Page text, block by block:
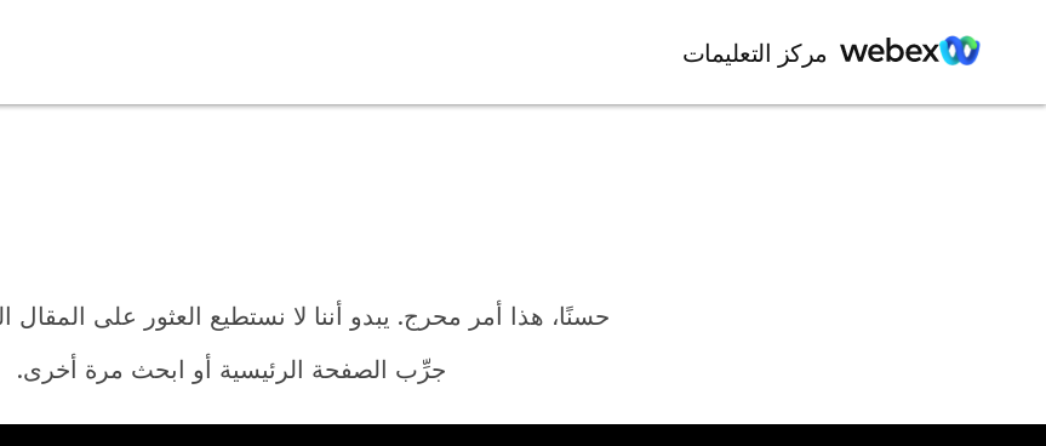
مركز التعليمات
حسنًا، هذا أمر محرج. يبدو أننا لا نستطيع العثور على
جرِّب الصفحة الرئيسية أو ابحث مرة أخرى.